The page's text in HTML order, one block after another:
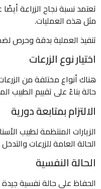
تعتمد نسبة نجاح الزراعة
مثل هذه العمليات.
تنفيذ العملية بدقة وحرص
اختيار نوع الزرعات
هناك أنواع مختلفة من
حالة بناءً على تقييم الطبيب
الالتزام بمتابعة دورية
الزيارات المنتظمة لطبيب
الحالة العامة للزرعات
الحالة النفسية
الحفاظ على حالة نفسية